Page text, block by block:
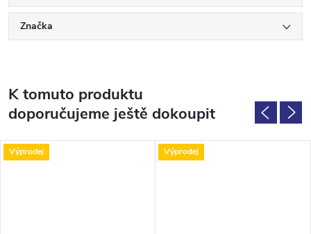
Značka
K tomuto produktu
doporučujeme ještě dokoupit
Výprodej Výprodej